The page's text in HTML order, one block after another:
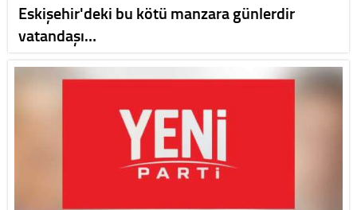
Eskişehir'deki bu kötü manzara günlerdir
vatandaşı…